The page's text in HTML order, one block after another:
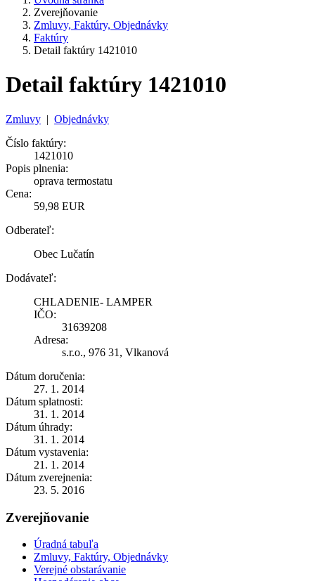
Zverejňovanie
Zmluvy, Faktúry, Objednávky
Faktúry
Detail faktúry 1421010
Detail faktúry 1421010
Zmluvy | Objednávky
Číslo faktúry:
1421010
Popis plnenia:
oprava termostatu
Cena:
59,98 EUR
Odberateľ:
Obec Lučatín
Dodávateľ:
CHLADENIE- LAMPER
IČO:
31639208
Adresa:
s.r.o., 976 31, Vlkanová
Dátum doručenia:
27. 1. 2014
Dátum splatnosti:
31. 1. 2014
Dátum úhrady:
31. 1. 2014
Dátum vystavenia:
21. 1. 2014
Dátum zverejnenia:
23. 5. 2016
Zverejňovanie
Úradná tabuľa
Zmluvy, Faktúry, Objednávky
Verejné obstarávanie